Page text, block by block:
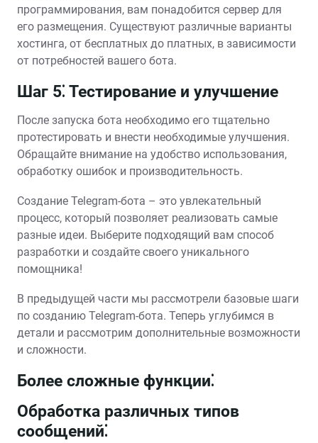
программирования, вам понадобится сервер для
его размещения. Существуют различные варианты
хостинга, от бесплатных до платных, в зависимости
от потребностей вашего бота.
Шаг 5⁚ Тестирование и улучшение
После запуска бота необходимо его тщательно
протестировать и внести необходимые улучшения.
Обращайте внимание на удобство использования,
обработку ошибок и производительность.
Создание Telegram-бота – это увлекательный
процесс, который позволяет реализовать самые
разные идеи. Выберите подходящий вам способ
разработки и создайте своего уникального
помощника!
В предыдущей части мы рассмотрели базовые шаги
по созданию Telegram-бота. Теперь углубимся в
детали и рассмотрим дополнительные возможности
и сложности.
Более сложные функции⁚
Обработка различных типов
сообщений⁚